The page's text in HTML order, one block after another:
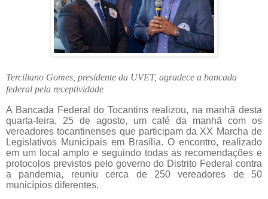
Terciliano Gomes, presidente da UVET, agradece a bancada
federal pela receptividade
A Bancada Federal do Tocantins realizou, na manhã desta
quarta-feira, 25 de agosto, um café da manhã com os
vereadores tocantinenses que participam da XX Marcha de
Legislativos Municipais em Brasília. O encontro, realizado
em um local amplo e seguindo todas as recomendações e
protocolos previstos pelo governo do Distrito Federal contra
a pandemia, reuniu cerca de 250 vereadores de 50
municípios diferentes.